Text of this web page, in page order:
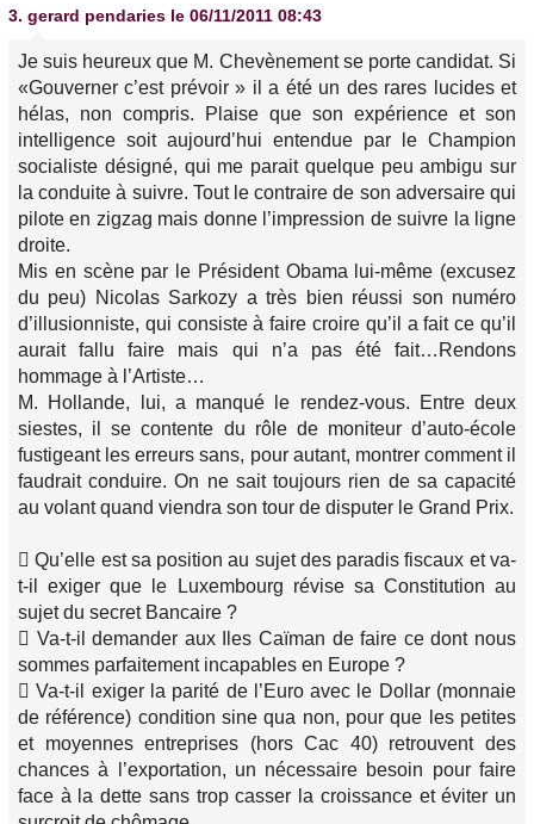
3. gerard pendaries le 06/11/2011 08:43
Je suis heureux que M. Chevènement se porte candidat. Si
«Gouverner c’est prévoir » il a été un des rares lucides et
hélas, non compris. Plaise que son expérience et son
intelligence soit aujourd’hui entendue par le Champion
socialiste désigné, qui me parait quelque peu ambigu sur
la conduite à suivre. Tout le contraire de son adversaire qui
pilote en zigzag mais donne l’impression de suivre la ligne
droite.
Mis en scène par le Président Obama lui-même (excusez
du peu) Nicolas Sarkozy a très bien réussi son numéro
d’illusionniste, qui consiste à faire croire qu’il a fait ce qu’il
aurait fallu faire mais qui n’a pas été fait…Rendons
hommage à l’Artiste…
M. Hollande, lui, a manqué le rendez-vous. Entre deux
siestes, il se contente du rôle de moniteur d’auto-école
fustigeant les erreurs sans, pour autant, montrer comment il
faudrait conduire. On ne sait toujours rien de sa capacité
au volant quand viendra son tour de disputer le Grand Prix.
 Qu’elle est sa position au sujet des paradis fiscaux et va-
t-il exiger que le Luxembourg révise sa Constitution au
sujet du secret Bancaire ?
 Va-t-il demander aux Iles Caïman de faire ce dont nous
sommes parfaitement incapables en Europe ?
 Va-t-il exiger la parité de l’Euro avec le Dollar (monnaie
de référence) condition sine qua non, pour que les petites
et moyennes entreprises (hors Cac 40) retrouvent des
chances à l’exportation, un nécessaire besoin pour faire
face à la dette sans trop casser la croissance et éviter un